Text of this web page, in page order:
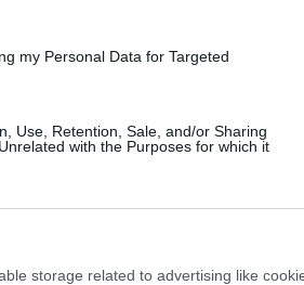
my Personal Data for Targeted
Use, Retention, Sale, and/or Sharing
with the Purposes for which it
storage related to advertising like
ma anche una delle
affacciato sul Mar Ionio,
dorata. Le pinete che
perfetta per una giornata di
come il kayak, rende
a metterti alla prova?
indietro nel tempo!